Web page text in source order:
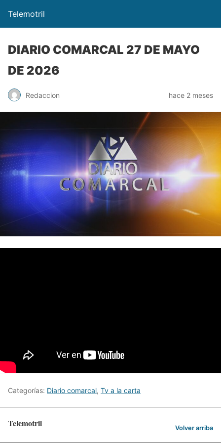
Telemotril
DIARIO COMARCAL 27 DE MAYO
DE 2026
Redaccion hace 2 meses
Categorías: Diario comarcal, Tv a la carta
Telemotril Volver arriba